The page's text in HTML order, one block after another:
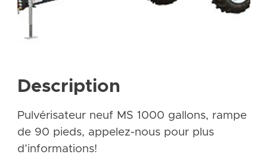
Description
Pulvérisateur neuf MS 1000 gallons, rampe
de 90 pieds, appelez-nous pour plus
d’informations!